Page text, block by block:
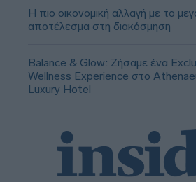
Η πιο οικονομική αλλαγή με το
αποτέλεσμα στη διακόσμηση
Balance & Glow: Ζήσαμε ένα
Wellness Experience στο
Luxury Hotel